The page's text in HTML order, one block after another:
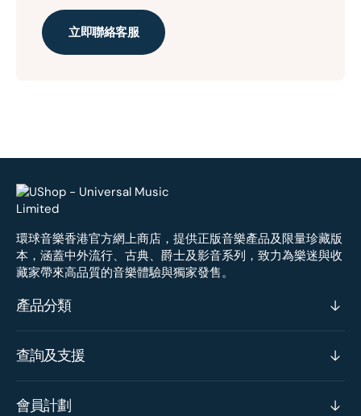
立即聯絡客服
環球音樂香港官方網上商店，提供正版音樂產品及限量珍藏版
本，涵蓋中外流行、古典、爵士及影音系列，致力為樂迷與收
藏家帶來高品質的音樂體驗與獨家發售。
產品分類
查詢及支援
會員計劃